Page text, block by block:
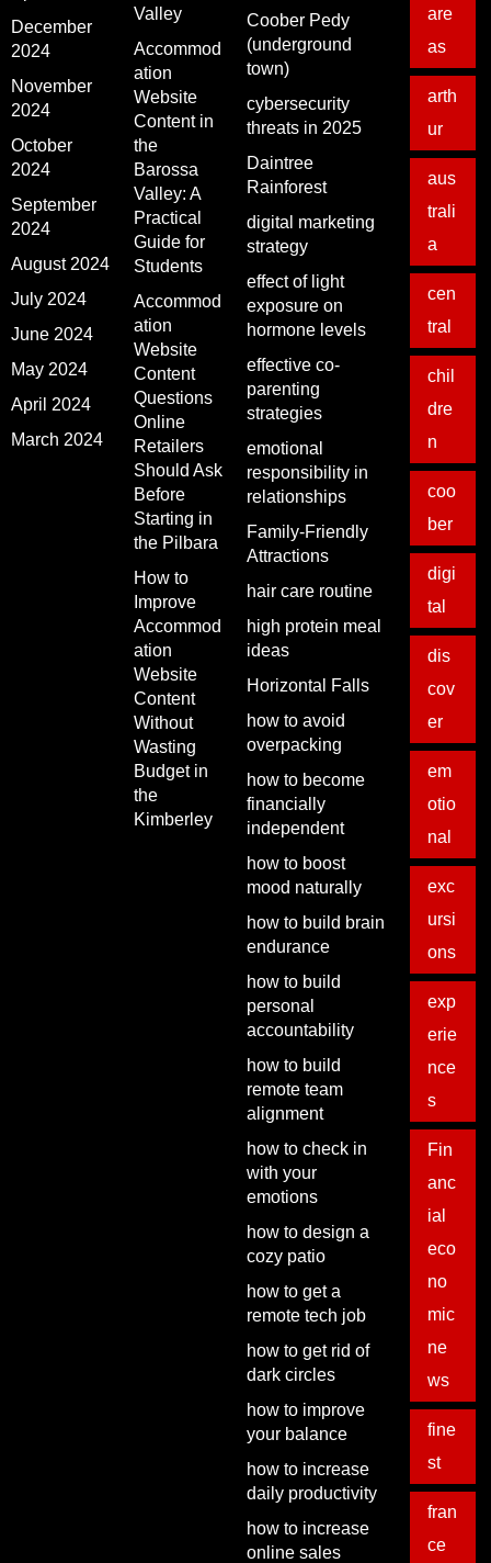
December
2024
November
2024
October
2024
September
2024
August 2024
July 2024
June 2024
May 2024
April 2024
March 2024
Valley
Accommod
ation
Website
Content in
the
Barossa
Valley: A
Practical
Guide for
Students
Accommod
ation
Website
Content
Questions
Online
Retailers
Should Ask
Before
Starting in
the Pilbara
How to
Improve
Accommod
ation
Website
Content
Without
Wasting
Budget in
the
Kimberley
Coober Pedy
(underground
town)
cybersecurity
threats in 2025
Daintree
Rainforest
digital marketing
strategy
effect of light
exposure on
hormone levels
effective co-
parenting
strategies
emotional
responsibility in
relationships
Family-Friendly
Attractions
hair care routine
high protein meal
ideas
Horizontal Falls
how to avoid
overpacking
how to become
financially
independent
how to boost
mood naturally
how to build brain
endurance
how to build
personal
accountability
how to build
remote team
alignment
how to check in
with your
emotions
how to design a
cozy patio
how to get a
remote tech job
how to get rid of
dark circles
how to improve
your balance
how to increase
daily productivity
how to increase
online sales
are
as
arth
ur
aus
trali
a
cen
tral
chil
dre
n
coo
ber
digi
tal
dis
cov
er
em
otio
nal
exc
ursi
ons
exp
erie
nce
s
Fin
anc
ial
eco
no
mic
ne
ws
fine
st
fran
ce